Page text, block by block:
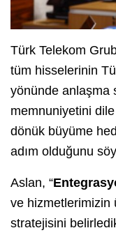
Türk Telekom
tüm hisselerinin
yönünde anlaşma
memnuniyetini
dönük büyüme
adım olduğunu
Aslan, “
ve hizmetlerimizin
stratejisini